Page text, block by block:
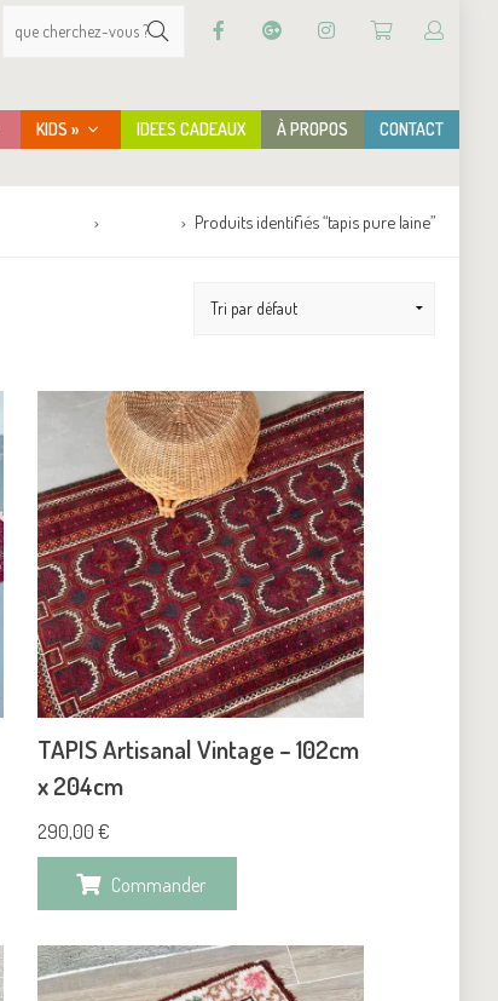
KIDS » IDEES CADEAUX À PROPOS CONTACT
Produits identifiés “tapis pure laine”
TAPIS Artisanal Vintage – 102cm
x 204cm
290,00€
Commander